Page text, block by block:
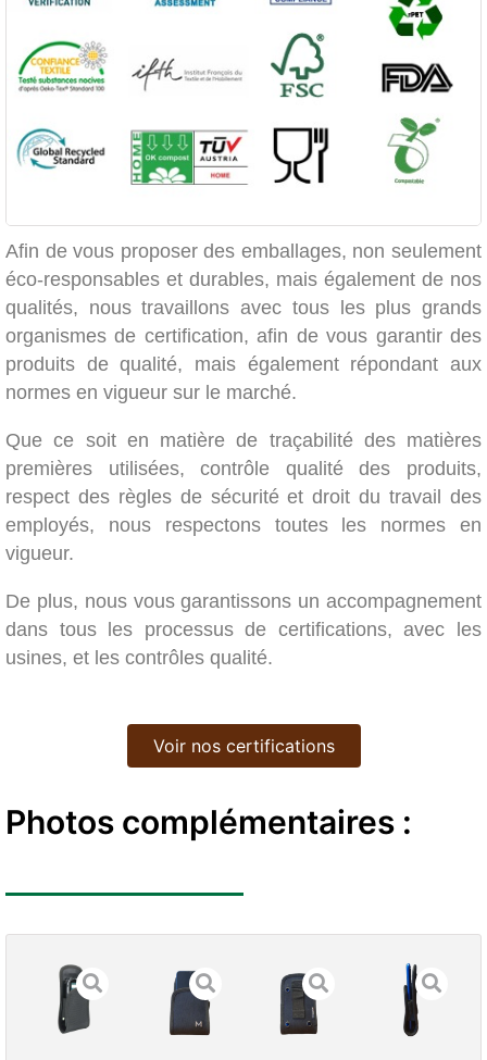
Afin de vous proposer des emballages, non seulement
éco-responsables et durables, mais également de nos
qualités, nous travaillons avec tous les plus grands
organismes de certification, afin de vous garantir des
produits de qualité, mais également répondant aux
normes en vigueur sur le marché.
Que ce soit en matière de traçabilité des matières
premières utilisées, contrôle qualité des produits,
respect des règles de sécurité et droit du travail des
employés, nous respectons toutes les normes en
vigueur.
De plus, nous vous garantissons un accompagnement
dans tous les processus de certifications, avec les
usines, et les contrôles qualité.
Voir nos certifications
Photos complémentaires :